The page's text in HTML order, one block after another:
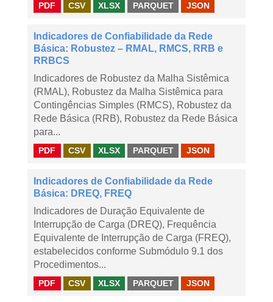
PDF CSV XLSX PARQUET JSON
Indicadores de Confiabilidade da Rede
Básica: Robustez – RMAL, RMCS, RRB e
RRBCS
Indicadores de Robustez da Malha Sistêmica
(RMAL), Robustez da Malha Sistêmica para
Contingências Simples (RMCS), Robustez da
Rede Básica (RRB), Robustez da Rede Básica
para...
PDF CSV XLSX PARQUET JSON
Indicadores de Confiabilidade da Rede
Básica: DREQ, FREQ
Indicadores de Duração Equivalente de
Interrupção de Carga (DREQ), Frequência
Equivalente de Interrupção de Carga (FREQ),
estabelecidos conforme Submódulo 9.1 dos
Procedimentos...
PDF CSV XLSX PARQUET JSON